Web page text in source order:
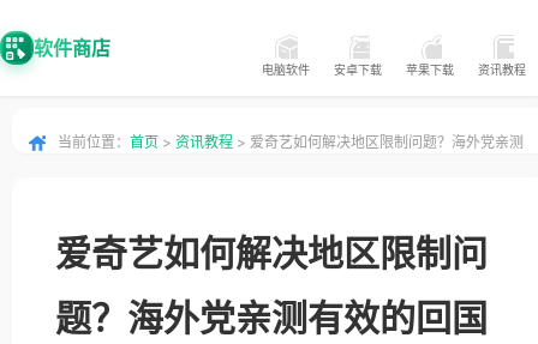
软件商店
电脑软件 安卓下载 苹果下载 资讯教程
当前位置： 首页 > 资讯教程 > 爱奇艺如何解决地区限制问题？海外党亲测
爱奇艺如何解决地区限制问
题？海外党亲测有效的回国